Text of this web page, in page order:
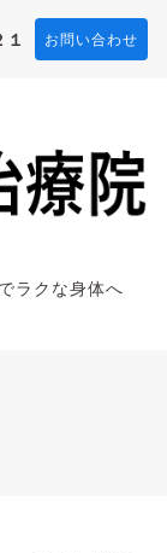
お問い合わせ
ラクな身体へ